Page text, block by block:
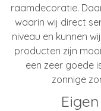
raamdecoratie.
waarin wij direct
niveau en kunnen
producten zijn
een zeer goede
zonnige